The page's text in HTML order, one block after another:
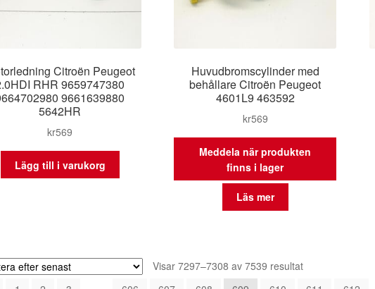
Citroën Peugeot
RHR 9659747380
9661639880
5642HR
kr569
Lägg till i varukorg
Huvudbromscylinder med
behållare Citroën Peugeot
4601L9 463592
kr569
Meddela när produkten
finns i lager
Läs mer
Visar 7297–7308 av 7539 resultatSortera